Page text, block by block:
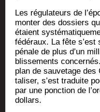
Les régu­la­teurs de
mon­ter des dos­siers
étaient
fédé­raux. La fête s’est
pénale de plus d’un
blis­se­ments
plan de sau­ve­tage
ta­li­ser, s’est tra­duite
par une ponc­tion de
dollars.